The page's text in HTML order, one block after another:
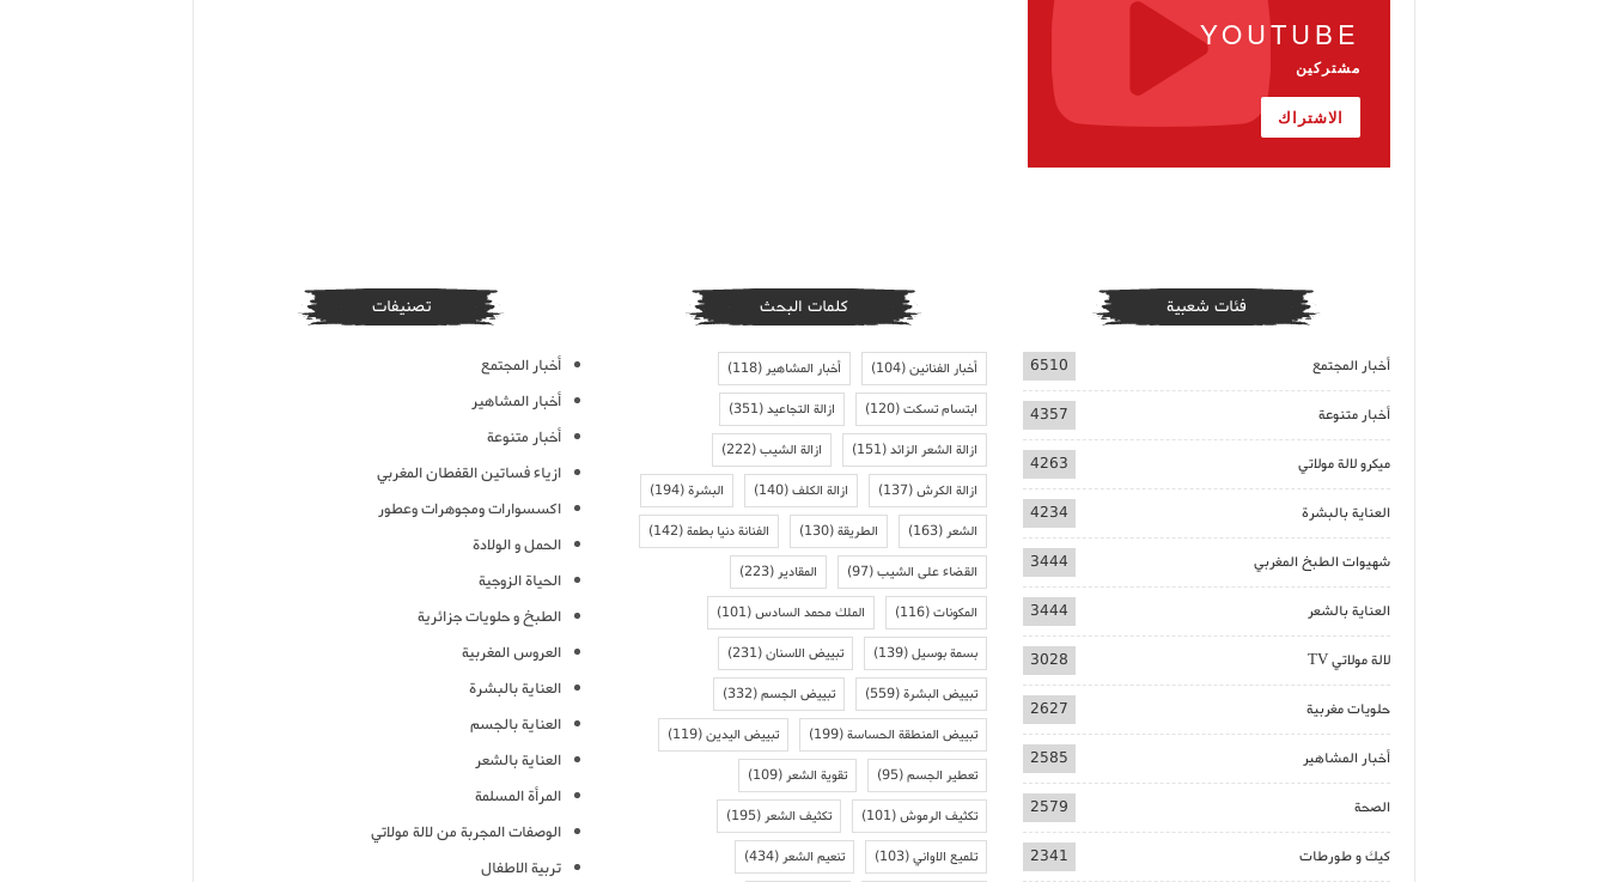
YOUTUBE
مشتركين
الاشتراك
فئات شعبية
أخبار المجتمع 6510
أخبار متنوعة 4357
ميكرو لالة مولاتي 4263
العناية بالبشرة 4234
شهيوات الطبخ المغربي 3444
العناية بالشعر 3444
لالة مولاتي TV 3028
حلويات مغربية 2627
أخبار المشاهير 2585
الصحة 2579
كيك و طورطات 2341
كلمات البحث
أخبار الفنانين(104) أخبار المشاهير(118)
ابتسام تسكت(120) ازالة التجاعيد(351)
ازالة الشعر الزائد(151) ازالة الشيب(222)
ازالة الكرش(137) ازالة الكلف(140) البشرة(194)
الشعر(163) الطريقة(130) الفنانة دنيا بطمة(142)
القضاء على الشيب(97) المقادير(223)
المكونات(116) الملك محمد السادس(101)
بسمة بوسيل(139) تبييض الاسنان(231)
تبييض البشرة(559) تبييض الجسم(332)
تبييض المنطقة الحساسة(199) تبييض اليدين(119)
تعطير الجسم(95) تقوية الشعر(109)
تكثيف الرموش(101) تكثيف الشعر(195)
تلميع الاواني(103) تنعيم الشعر(434)
تصنيفات
أخبار المجتمع
أخبار المشاهير
أخبار متنوعة
ازياء فساتين القفطان المغربي
اكسسوارات ومجوهرات وعطور
الحمل و الولادة
الحياة الزوجية
الطبخ و حلويات جزائرية
العروس المغربية
العناية بالبشرة
العناية بالجسم
العناية بالشعر
المرأة المسلمة
الوصفات المجربة من لالة مولاتي
تربية الاطفال